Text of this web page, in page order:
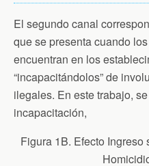
El segundo canal
que se presenta cuando
encuentran en los
“incapacitándolos” de
ilegales. En este trabajo,
incapacitación,
Figura 1B. Efecto